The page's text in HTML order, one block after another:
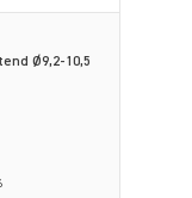
Ø9,2-10,5